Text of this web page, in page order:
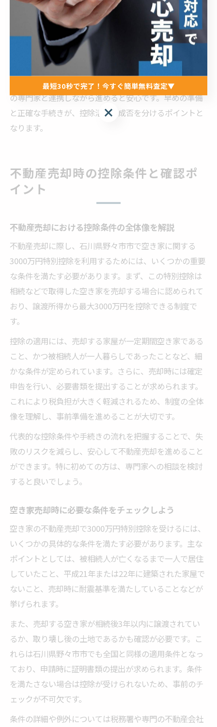
を集め、確定申告書類に添付して税務署へ提出します。
書類に不備があると控除が認められないケースも多いた
め、チェックリストを作成して一つずつ確認することが
肝心です。
また、石川県野々市市特有の行政手続きや追加書類が求
められる場合もあるため、不動産会社や税理士など地域
の専門家と連携しながら進めると安心です。早めの準備
と正確な手続きが、控除活用の成否を分けるポイントと
なります。
不動産売却時の控除条件と確認ポ
イント
不動産売却における控除条件の全体像を解説
不動産売却に際し、石川県野々市市で空き家に関する
3000万円特別控除を利用するためには、いくつかの重要
な条件を満たす必要があります。まず、この特別控除は
相続などで取得した空き家を売却する場合に認められて
おり、譲渡所得から最大3000万円を控除できる制度で
す。
控除の適用には、売却する家屋が一定期間空き家である
こと、かつ被相続人が一人暮らしであったことなど、細
かな条件が定められています。さらに、売却時には確定
申告を行い、必要書類を提出することが求められます。
これにより税負担が大きく軽減されるため、制度の全体
像を理解し、事前準備を進めることが大切です。
代表的な控除条件や手続きの流れを把握することで、失
敗のリスクを減らし、安心して不動産売却を進めること
ができます。特に初めての方は、専門家への相談を検討
すると良いでしょう。
空き家売却時に必要な条件をチェックしよう
空き家の不動産売却で3000万円特別控除を受けるには、
いくつかの具体的な条件を満たす必要があります。主な
ポイントとしては、被相続人が亡くなるまで一人で居住
していたこと、平成21年または22年に建築された家屋で
ないこと、売却時に耐震基準を満たしていることなどが
挙げられます。
また、売却する空き家が相続後3年以内に譲渡されてい
るか、取り壊し後の土地であるかも確認が必要です。こ
れらは石川県野々市市でも全国と同様の適用条件となっ
ており、申請時に証明書類の提出が求められます。条件
を満たさない場合は控除が受けられないため、事前のチ
ェックが不可欠です。
条件の詳細や例外については税務署や専門の不動産会社
最短30秒で完了！今すぐ簡単無料査定▼
最短30秒で完了！今すぐ簡単無料査定▼